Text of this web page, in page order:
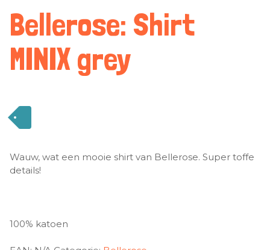
Bellerose: Shirt
MINIX grey
Wauw, wat een mooie shirt van Bellerose. Super toffe
details!
100% katoen